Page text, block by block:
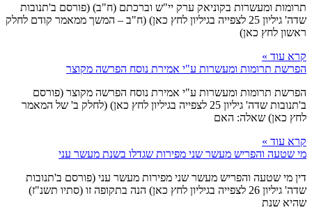
תרומות ומעשרות בקוניאק ערק יי"ש וברכתם (ח"ב) (פורסם ב'תנובות
שדה' גיליון 25 לצפייה בגיליון לחץ כאן) (ח"ב – המשך ממאמר קודם לחלק
ראשון לחץ כאן)
קרא עוד »
הפרשת תרומות ומעשרות ע"י אמירת נוסח הפרשה מקוצר
הפרשת תרומות ומעשרות ע"י אמירת נוסח הפרשה מקוצר (פורסם
ב'תנובות שדה' גיליון 25 לצפייה בגיליון לחץ כאן) (לחלק ב' של המאמר
לחץ כאן) שאלה: האם
קרא עוד »
מי שטעה והפריש מעשר שני מפירות שגדלו בשנת מעשר עני
דין מי שטעה והפריש מעשר שני מפירות מעשר עני (פורסם ב'תנובות
שדה' גיליון 26 לצפייה בגיליון לחץ כאן) הנה בתקופה זו (סתיו תשנ"ז)
שהיא שנת